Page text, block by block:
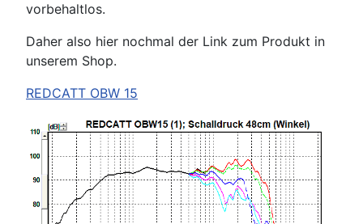
vorbehaltlos.
Daher also hier nochmal der Link zum Produkt in
unserem Shop.
REDCATT OBW 15